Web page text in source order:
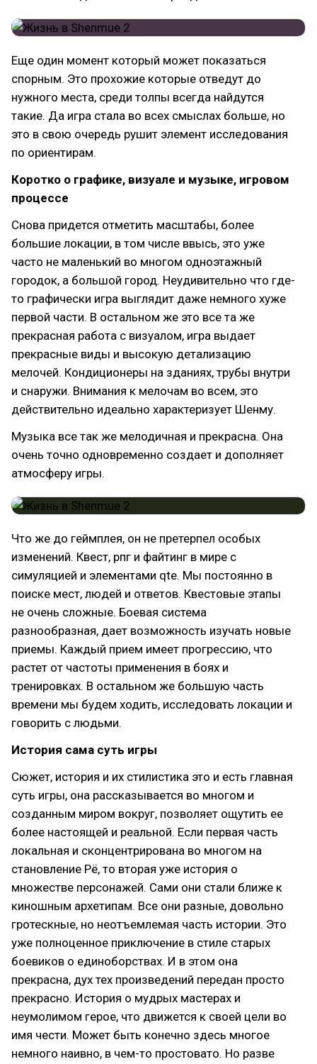
Еще один момент который может показаться
спорным. Это прохожие которые отведут до
нужного места, среди толпы всегда найдутся
такие. Да игра стала во всех смыслах больше, но
это в свою очередь рушит элемент исследования
по ориентирам.
Коротко о графике, визуале и музыке, игровом
процессе
Снова придется отметить масштабы, более
большие локации, в том числе ввысь, это уже
часто не маленький во многом одноэтажный
городок, а большой город. Неудивительно что где-
то графически игра выглядит даже немного хуже
первой части. В остальном же это все та же
прекрасная работа с визуалом, игра выдает
прекрасные виды и высокую детализацию
мелочей. Кондиционеры на зданиях, трубы внутри
и снаружи. Внимания к мелочам во всем, это
действительно идеально характеризует Шенму.
Музыка все так же мелодичная и прекрасна. Она
очень точно одновременно создает и дополняет
атмосферу игры.
Что же до геймплея, он не претерпел особых
изменений. Квест, рпг и файтинг в мире с
симуляцией и элементами qte. Мы постоянно в
поиске мест, людей и ответов. Квестовые этапы
не очень сложные. Боевая система
разнообразная, дает возможность изучать новые
приемы. Каждый прием имеет прогрессию, что
растет от частоты применения в боях и
тренировках. В остальном же большую часть
времени мы будем ходить, исследовать локации и
говорить с людьми.
История сама суть игры
Сюжет, история и их стилистика это и есть главная
суть игры, она рассказывается во многом и
созданным миром вокруг, позволяет ощутить ее
более настоящей и реальной. Если первая часть
локальная и сконцентрирована во многом на
становление Рё, то вторая уже история о
множестве персонажей. Сами они стали ближе к
киношным архетипам. Все они разные, довольно
гротескные, но неотъемлемая часть истории. Это
уже полноценное приключение в стиле старых
боевиков о единоборствах. И в этом она
прекрасна, дух тех произведений передан просто
прекрасно. История о мудрых мастерах и
неумолимом герое, что движется к своей цели во
имя чести. Может быть конечно здесь многое
немного наивно, в чем-то простовато. Но разве